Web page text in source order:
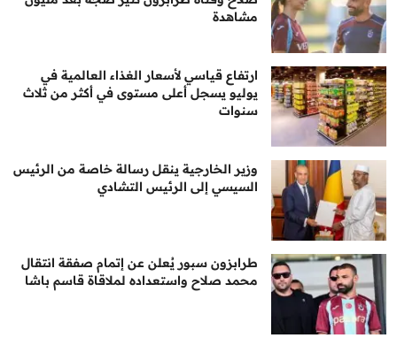
مشاهدة
ارتفاع قياسي لأسعار الغذاء العالمية في
يوليو يسجل أعلى مستوى في أكثر من ثلاث
سنوات
وزير الخارجية ينقل رسالة خاصة من الرئيس
السيسي إلى الرئيس التشادي
طرابزون سبور يُعلن عن إتمام صفقة انتقال
محمد صلاح واستعداده لملاقاة قاسم باشا